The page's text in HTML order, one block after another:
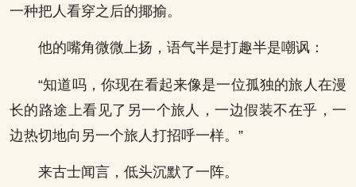
一种把人看穿之后的揶揄。
他的嘴角微微上扬，语气半是打趣半是嘲讽：
“知道吗，你现在看起来像是一位孤独的旅人在漫
长的路途上看见了另一个旅人，一边假装不在乎，一
边热切地向另一个旅人打招呼一样。”
来古士闻言，低头沉默了一阵。